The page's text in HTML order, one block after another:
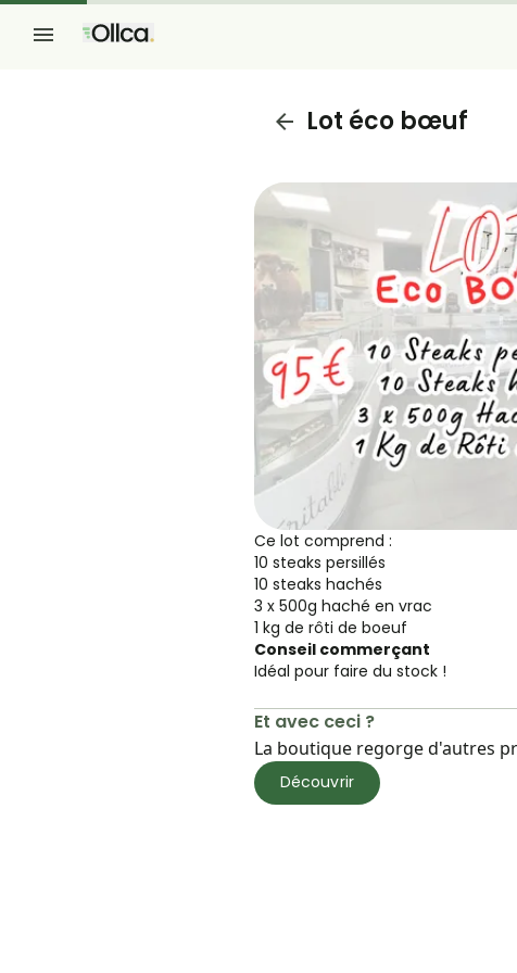
Lot éco bœuf
Ce lot comprend :
10 steaks persillés
10 steaks hachés
3 x 500g haché en vrac
1 kg de rôti de boeuf
Conseil commerçant
Idéal pour faire du stock !
Et avec ceci ?
La boutique regorge d'autres
Découvrir